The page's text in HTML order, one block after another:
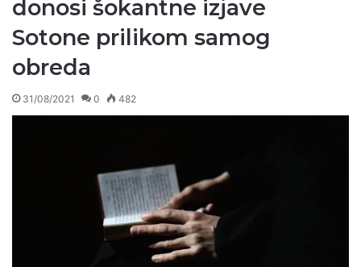
donosi šokantne izjave
Sotone prilikom samog
obreda
31/08/2021 0 482